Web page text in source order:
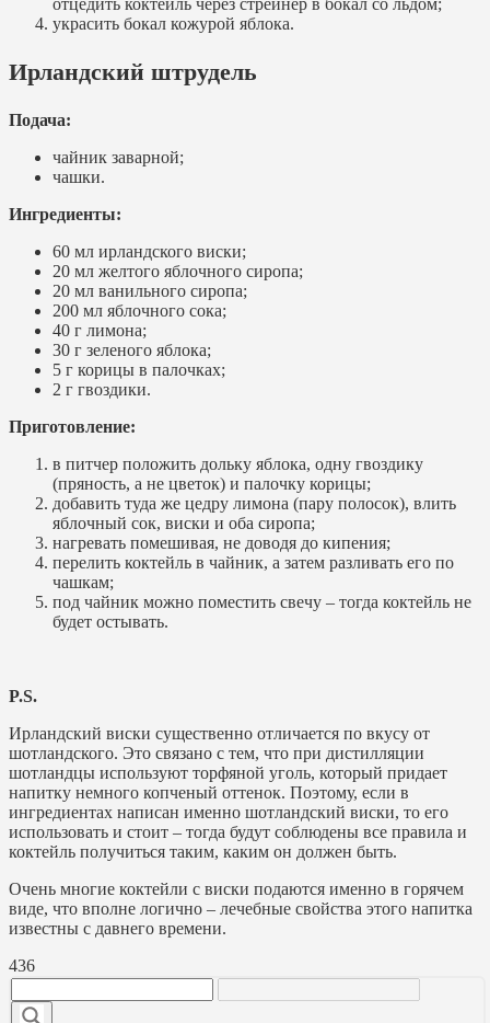
украсить бокал кожурой яблока.
Ирландский штрудель
Подача:
чайник заварной;
чашки.
Ингредиенты:
60 мл ирландского виски;
20 мл желтого яблочного сиропа;
20 мл ванильного сиропа;
200 мл яблочного сока;
40 г лимона;
30 г зеленого яблока;
5 г корицы в палочках;
2 г гвоздики.
Приготовление:
в питчер положить дольку яблока, одну гвоздику
(пряность, а не цветок) и палочку корицы;
добавить туда же цедру лимона (пару полосок), влить
яблочный сок, виски и оба сиропа;
нагревать помешивая, не доводя до кипения;
перелить коктейль в чайник, а затем разливать его по
чашкам;
под чайник можно поместить свечу – тогда коктейль не
будет остывать.
P.S.
Ирландский виски существенно отличается по вкусу от
шотландского. Это связано с тем, что при дистилляции
шотландцы используют торфяной уголь, который придает
напитку немного копченый оттенок. Поэтому, если в
ингредиентах написан именно шотландский виски, то его
использовать и стоит – тогда будут соблюдены все правила и
коктейль получиться таким, каким он должен быть.
Очень многие коктейли с виски подаются именно в горячем
виде, что вполне логично – лечебные свойства этого напитка
известны с давнего времени.
436